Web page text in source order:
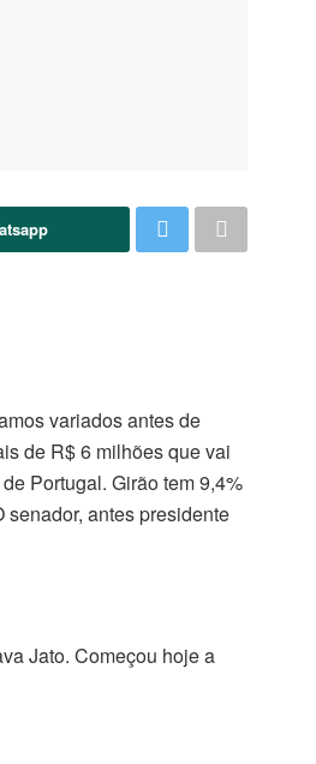
variados antes de
de R$ 6 milhões que vai
Portugal. Girão tem 9,4%
antes presidente
Jato. Começou hoje a